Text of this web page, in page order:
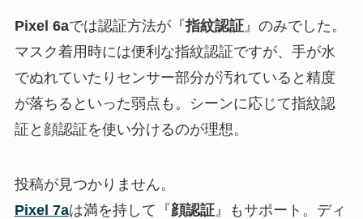
Pixel 6aでは認証方法が『指紋認証』のみでした。
マスク着用時には便利な指紋認証ですが、手が水
でぬれていたりセンサー部分が汚れていると精度
が落ちるといった弱点も。シーンに応じて指紋認
証と顔認証を使い分けるのが理想。
投稿が見つかりません。
Pixel 7aは満を持して『顔認証』もサポート。ディ